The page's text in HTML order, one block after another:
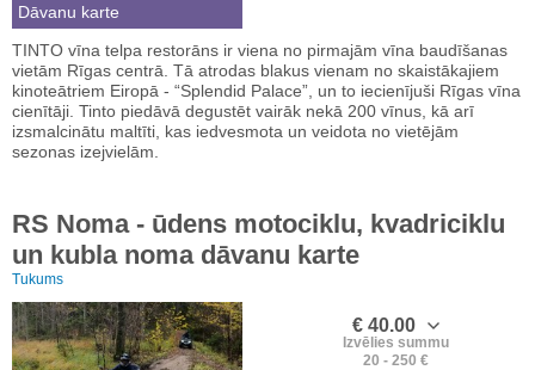
Dāvanu karte
TINTO vīna telpa restorāns ir viena no pirmajām vīna baudīšanas
vietām Rīgas centrā. Tā atrodas blakus vienam no skaistākajiem
kinoteātriem Eiropā - “Splendid Palace”, un to iecienījuši Rīgas vīna
cienītāji. Tinto piedāvā degustēt vairāk nekā 200 vīnus, kā arī
izsmalcinātu maltīti, kas iedvesmota un veidota no vietējām
sezonas izejvielām.
RS Noma - ūdens motociklu, kvadriciklu
un kubla noma dāvanu karte
Tukums
€ 40.00
Izvēlies summu
20 - 250 €